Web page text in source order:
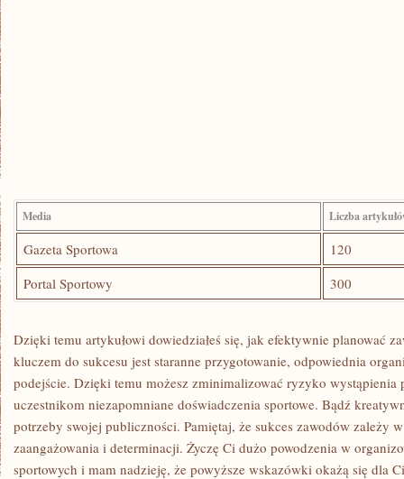
Media Liczba
Gazeta Sportowa
120
Portal Sportowy
300
Dzięki⁤ temu artykułowi dowiedziałeś się, ⁣jak efektywnie‍ planować
⁣kluczem do ⁣sukcesu ‍jest staranne‌ przygotowanie, odpowiednia
podejście. Dzięki​ temu możesz zminimalizować ryzyko wystąpienia
uczestnikom niezapomniane doświadczenia sportowe. Bądź
‍potrzeby swojej publiczności. Pamiętaj, że sukces zawodów zależy
zaangażowania i determinacji. Życzę‍ Ci dużo powodzenia w
sportowych i mam‌ nadzieję, że powyższe‍ wskazówki okażą ⁢się dla